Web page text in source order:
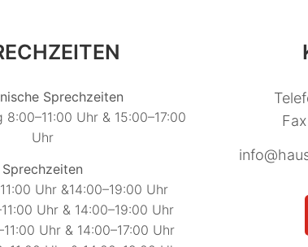
Sprechzeiten
Uhr & 15:00–17:00
Uhr
Sprechzeiten
Uhr &14:00–19:00 Uhr
Uhr & 14:00–19:00 Uhr
Uhr & 14:00–17:00 Uhr